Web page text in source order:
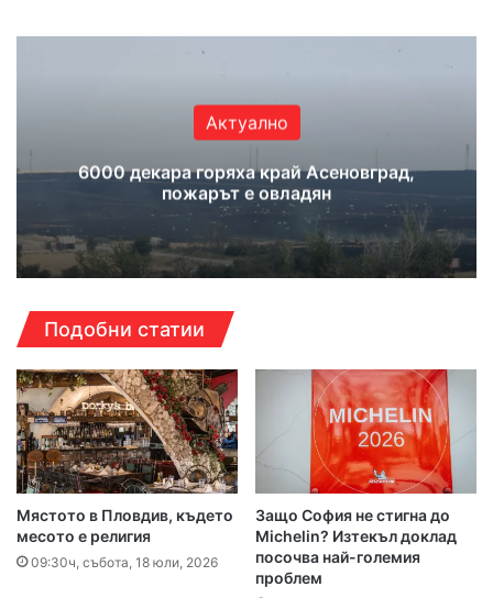
Актуално
6000 декара горяха край Асеновград,
пожарът е овладян
Подобни статии
Мястото в Пловдив, където
месото е религия
09:30ч, събота, 18 юли, 2026
Защо София не стигна до
Michelin? Изтекъл доклад
посочва най-големия
проблем